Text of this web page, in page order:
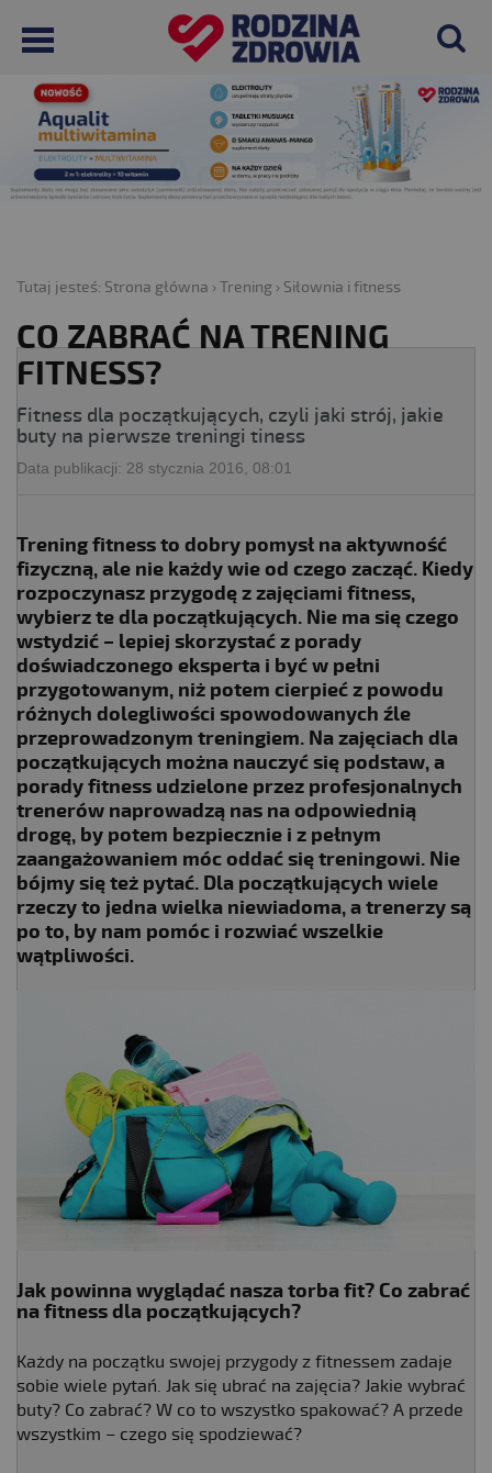
Tutaj jesteś: Strona główna › Trening › Siłownia i fitness
CO ZABRAĆ NA TRENING
FITNESS?
Fitness dla początkujących, czyli jaki strój, jakie
buty na pierwsze treningi tiness
Data publikacji: 28 stycznia 2016, 08:01
Trening fitness to dobry pomysł na aktywność
fizyczną, ale nie każdy wie od czego zacząć. Kiedy
rozpoczynasz przygodę z zajęciami fitness,
wybierz te dla początkujących. Nie ma się czego
wstydzić – lepiej skorzystać z porady
doświadczonego eksperta i być w pełni
przygotowanym, niż potem cierpieć z powodu
różnych dolegliwości spowodowanych źle
przeprowadzonym treningiem. Na zajęciach dla
początkujących można nauczyć się podstaw, a
porady fitness udzielone przez profesjonalnych
trenerów naprowadzą nas na odpowiednią
drogę, by potem bezpiecznie i z pełnym
zaangażowaniem móc oddać się treningowi. Nie
bójmy się też pytać. Dla początkujących wiele
rzeczy to jedna wielka niewiadoma, a trenerzy są
po to, by nam pomóc i rozwiać wszelkie
wątpliwości.
Jak powinna wyglądać nasza torba fit? Co zabrać
nafitness dla początkujących?
Każdy na początku swojej przygody z fitnessem zadaje
sobie wiele pytań. Jak się ubrać na zajęcia? Jakie wybrać
buty? Co zabrać? W co to wszystko spakować? A przede
wszystkim – czego się spodziewać?